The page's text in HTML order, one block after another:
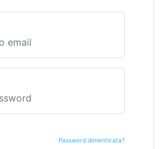
Password dimenticata?